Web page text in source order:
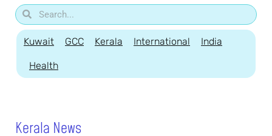
Kuwait GCC Kerala International India
Health
Kerala News